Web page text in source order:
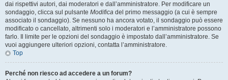
dai rispettivi autori, dai moderatori e dall’amministratore. Per modificare un
sondaggio, clicca sul pulsante Modifica del primo messaggio (a cui è sempre
associato il sondaggio). Se nessuno ha ancora votato, il sondaggio può essere
modificato o cancellato, altrimenti solo i moderatori e l’amministratore possono
farlo. Il limite per le opzioni del sondaggio è impostato dall’amministratore. Se
vuoi aggiungere ulteriori opzioni, contatta l’amministratore.
Top
Perché non riesco ad accedere a un forum?